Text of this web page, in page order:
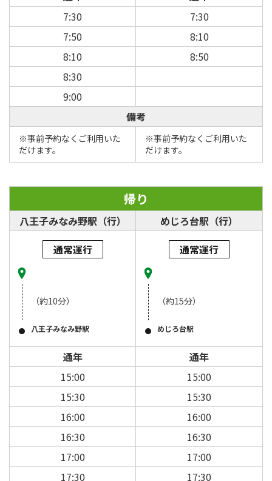
7:30
7:30
7:50
8:10
8:10
8:50
8:30
9:00
備考
※事前予約なくご利用いた
だけます。
※事前予約なくご利用いた
だけます。
帰り
八王子みなみ野駅（行）
めじろ台駅（行）
通常運行
八王子みなみ野駅
（約10分）
通常運行
めじろ台駅
（約15分）
通年
通年
15:00
15:00
15:30
15:30
16:00
16:00
16:30
16:30
17:00
17:00
17:30
17:30